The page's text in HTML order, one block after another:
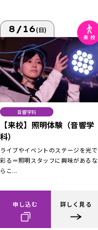
8/16(日)
音響学科
【来校】照明体験（音響学
科）
ライブやイベントのステージを光で
彩る＝照明スタッフに興味があるな
らこ...
申し込む 詳しく見る